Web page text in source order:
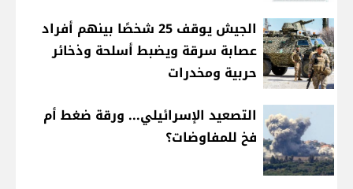
الجيش يوقف 25 شخصًا بينهم أفراد
عصابة سرقة ويضبط أسلحة وذخائر
حربية ومخدرات
التصعيد الإسرائيلي... ورقة ضغط أم
فخ للمفاوضات؟